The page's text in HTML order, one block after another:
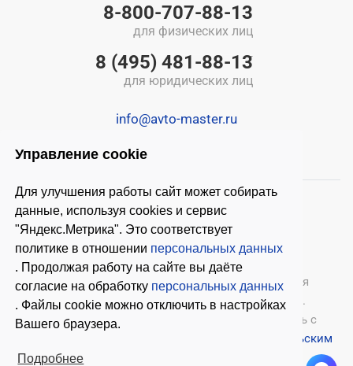
Управление cookie
Для улучшения работы сайт может собирать
данные, используя cookies и сервис
"Яндекс.Метрика". Это соответствует
политике в отношении персональных данных
. Продолжая работу на сайте вы даёте
согласие на обработку персональных данных
. Файлы cookie можно отключить в настройках
Вашего браузера.
Подробнее
8-800-707-88-13
для физических лиц
8 (495) 481-88-13
для юридических лиц
info@avto-master.ru
© 2026 ООО «Автомастер»— оборудование для
автосервиса, шиномонтажное оборудование.
Оставляя заявки на нашем сайте, ознакомьтесь с
Пользовательским